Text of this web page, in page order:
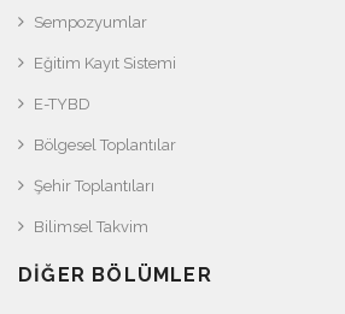
Sempozyumlar
Eğitim Kayıt Sistemi
E-TYBD
Bölgesel Toplantılar
Şehir Toplantıları
Bilimsel Takvim
DIĞER BÖLÜMLER